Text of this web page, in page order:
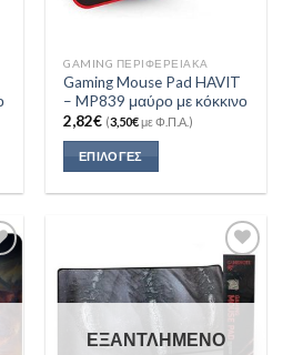
GAMING ΠΕΡΙΦΕΡΕΙΑΚΑ
Gaming Mouse Pad HAVIT
– MP839 μαύρο με κόκκινο
2,82€ (3,50€με Φ.Π.Α.)
ΕΠΙΛΟΓΈΣ
Wishlist
ΕΞΑΝΤΛΗΜΈΝΟ